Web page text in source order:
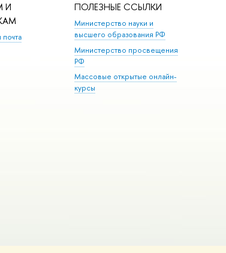
И
ПОЛЕЗНЫЕ ССЫЛКИ
Министерство науки и
высшего образования РФ
Министерство просвещения
РФ
Массовые открытые онлайн-
курсы